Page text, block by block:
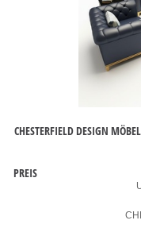
CHESTERFIELD DESIGN
PREIS